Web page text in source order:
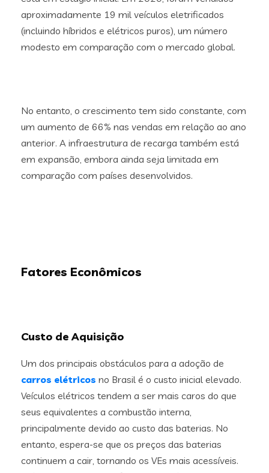
aproximadamente 19 mil veículos eletrificados
(incluindo híbridos e elétricos puros), um número
modesto em comparação com o mercado global.
No entanto, o crescimento tem sido constante, com
um aumento de 66% nas vendas em relação ao ano
anterior. A infraestrutura de recarga também está
em expansão, embora ainda seja limitada em
comparação com países desenvolvidos.
Fatores Econômicos
Custo de Aquisição
Um dos principais obstáculos para a adoção de
carros elétricos no Brasil é o custo inicial elevado.
Veículos elétricos tendem a ser mais caros do que
seus equivalentes a combustão interna,
principalmente devido ao custo das baterias. No
entanto, espera-se que os preços das baterias
continuem a cair, tornando os VEs mais acessíveis.